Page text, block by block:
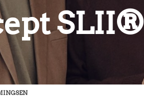
SLII®